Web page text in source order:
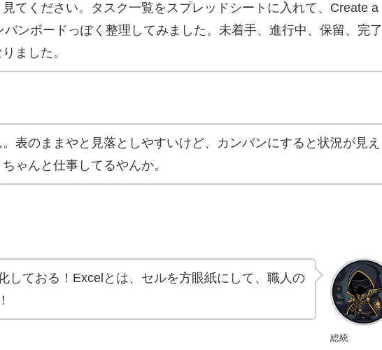
てください。タスク一覧をスプレッドシートに入れて、Create a
バンボードっぽく整理してみました。未着手、進行中、保留、完了
ました。
表のままやと見落としやすいけど、カンバンにすると状況が見え
ゃんと仕事してるやんか。
総統
しておる！Excelとは、セルを方眼紙にして、職人の